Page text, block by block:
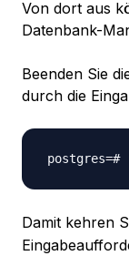
Von dort aus
Datenbank-
Beenden Sie
durch die
Damit kehren